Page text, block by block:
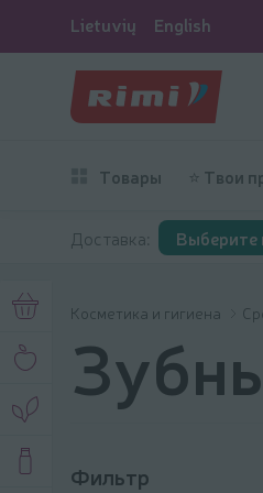
Lietuvių English
Товары ⭐ Твои
Доставка: Выберите
Косметика и гигиена
Фильтр